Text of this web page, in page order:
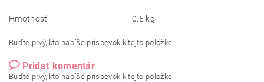
Hmotnosť 0.5 kg
Buďte prvý, kto napíše príspevok k tejto položke.
Pridať komentár
Buďte prvý, kto napíše príspevok k tejto položke.